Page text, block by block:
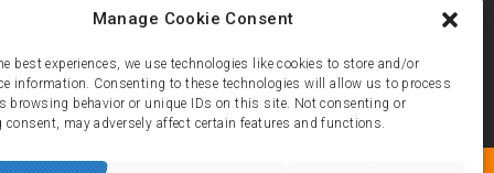
Manage Cookie Consent
best experiences, we use technologies like cookies to store and/or
information. Consenting to these technologies will allow us to process
browsing behavior or unique IDs on this site. Not consenting or
may adversely affect certain features and functions.